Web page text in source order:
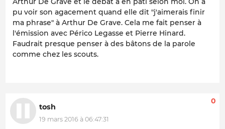
pu voir son agacement quand elle dit "j'aimerais finir
ma phrase" à Arthur De Grave. Cela me fait penser à
l'émission avec Périco Legasse et Pierre Hinard.
Faudrait presque penser à des bâtons de la parole
comme chez les scouts.
tosh
19 mars 2016 à 06:47:31
0